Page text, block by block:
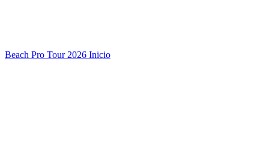
Beach Pro Tour 2026 Inicio